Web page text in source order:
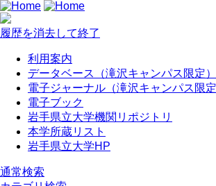
履歴を消去して終了
利用案内
データベース（滝沢キャンパス限定）
電子ジャーナル（滝沢キャンパス限定
電子ブック
岩手県立大学機関リポジトリ
本学所蔵リスト
岩手県立大学HP
通常検索